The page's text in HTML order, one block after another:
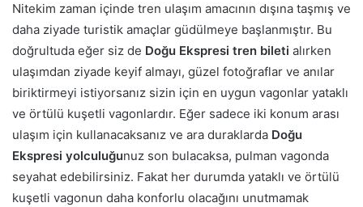
Nitekim zaman içinde tren ulaşım amacının dışına taşmış ve
daha ziyade turistik amaçlar güdülmeye başlanmıştır. Bu
doğrultuda eğer siz de Doğu Ekspresi tren bileti alırken
ulaşımdan ziyade keyif almayı, güzel fotoğraflar ve anılar
biriktirmeyi istiyorsanız sizin için en uygun vagonlar yataklı
ve örtülü kuşetli vagonlardır. Eğer sadece iki konum arası
ulaşım için kullanacaksanız ve ara duraklarda Doğu
Ekspresi yolculuğunuz son bulacaksa, pulman vagonda
seyahat edebilirsiniz. Fakat her durumda yataklı ve örtülü
kuşetli vagonun daha konforlu olacağını unutmamak